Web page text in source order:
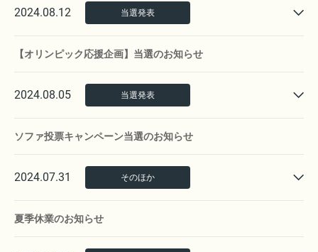
2024.08.12 当選発表
【オリンピック応援企画】当選のお知らせ
2024.08.05 当選発表
ソファ投票キャンペーン当選のお知らせ
2024.07.31 そのほか
夏季休業のお知らせ